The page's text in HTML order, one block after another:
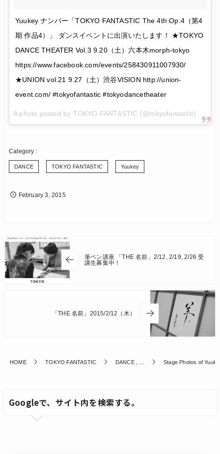
Yuukey ナンバー「TOKYO FANTASTIC The 4th Op.4（第4
期 作品4）」 ダンスイベントに出演いたします！ ★TOKYO
DANCE THEATER Vol.3 9.20（土）六本木morph-tokyo
https://www.facebook.com/events/258430911007930/
★UNION vol.21 9.27（土）渋谷VISION http://union-
event.com/ #tokyofantastic #tokyodancetheater
DANCE TOKYO FANTASTIC Yuukey
February 3 ,2015
筆ペン講座 「THE 名前」2/12, 2/19, 2/26 受
講生募集中！
「THE 名前」2015/2/12（木）
HOME TOKYO FANTASTIC DANCE , … Stage Photos of
Googleで、サイト内を検索する。